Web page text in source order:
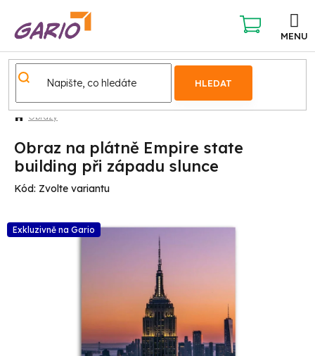
obsah
HLEDAT
NÁKUPNÍ
KOŠÍK
Obrazy
Obraz na plátně Empire state
building při západu slunce
Kód: Zvolte variantu
Exkluzivně na Gario